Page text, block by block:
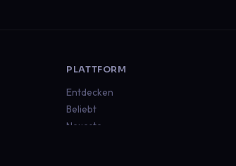
PLATTFORM
Entdecken
Beliebt
Neueste